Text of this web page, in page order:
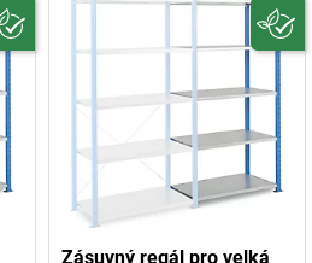
Zásuvný regál pro velká